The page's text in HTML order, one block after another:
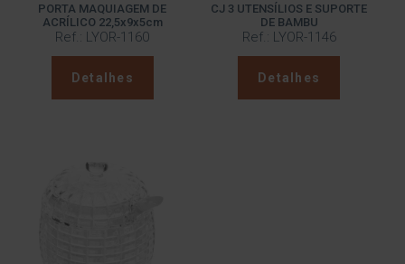
PORTA MAQUIAGEM DE
ACRÍLICO 22,5x9x5cm
Ref.: LYOR-1160
Detalhes
CJ 3 UTENSÍLIOS E SUPORTE
DE BAMBU
Ref.: LYOR-1146
Detalhes